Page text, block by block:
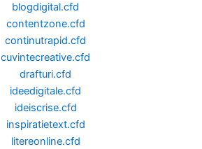
blogdigital.cfd
contentzone.cfd
continutrapid.cfd
cuvintecreative.cfd
drafturi.cfd
ideedigitale.cfd
ideiscrise.cfd
inspiratietext.cfd
litereonline.cfd